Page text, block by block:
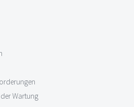
Wartung